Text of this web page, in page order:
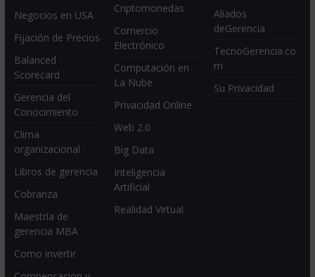
Negocios en USA
Fijación de Precios
Balanced
Scorecard
Gerencia del
Conocimiento
Clima
organizacional
Libros de gerencia
Cobranza
Maestría de
gerencia MBA
Como invertir
Criptomonedas
Comercio
Electrónico
Computación en
La Nube
Privacidad Online
Web 2.0
Big Data
Inteligencia
Artificial
Realidad Virtual
Aliados
deGerencia
TecnoGerencia.co
m
Su Privacidad